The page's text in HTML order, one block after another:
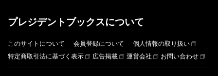
プレジデントブックスについて
このサイトについて 会員登録について
個人情報の取り扱い
特定商取引法に基づく表示
広告掲載 運営会社 お問い合わせ